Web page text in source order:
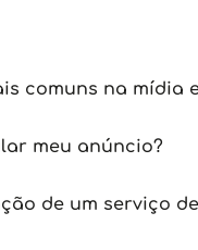
comuns na mídia
meu anúncio?
de um serviço